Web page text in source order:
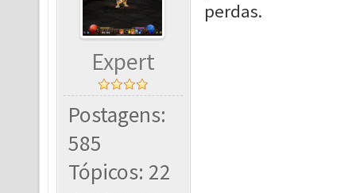
Expert
Postagens:
585
Tópicos: 22
perdas.